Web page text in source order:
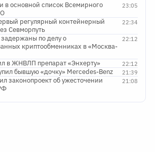
23:05
в основной список Всемирного
22:34
регулярный контейнерный
Севморпуть
22:12
по делу о
криптообменниках в «Москва-
22:12
в ЖНВЛП препарат «Энхерту»
21:39
бывшую «дочку» Mercedes-Benz
21:08
законопроект об ужесточении